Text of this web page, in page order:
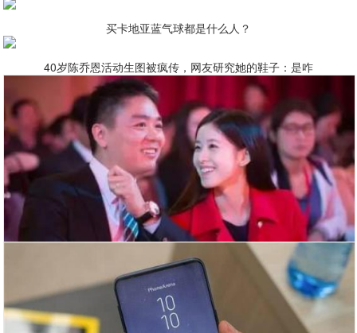
买卡地亚蓝气球都是什么人？
40岁陈乔恩活动生图被疯传，网友研究她的鞋子：是咋